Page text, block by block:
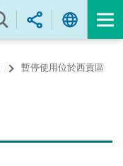
暫停使用位於西貢區